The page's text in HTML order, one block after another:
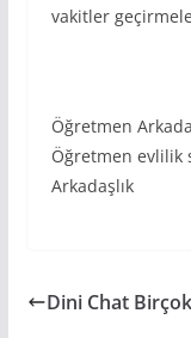
vakitler
Öğretmen
Öğretmen evlilik
Arkadaşlık
Dini Chat